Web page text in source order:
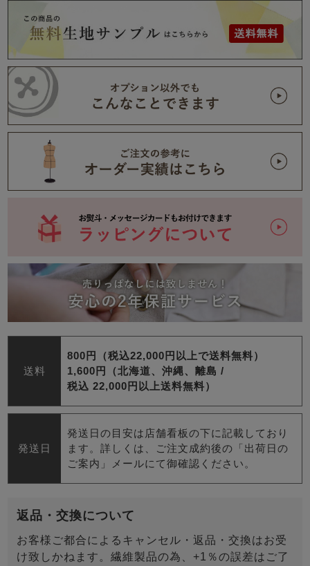
送料
800円（税込22,000円以上で送料無料）
1,600円（北海道、沖縄、離島 /
税込 22,000円以上送料無料）
発送日
発送日の目安は店舗看板の下に記載しており
ます。詳しくは、ご注文成約後の「出荷日の
ご案内」メールにて御確認ください。
返品・交換について
お客様ご都合によるキャンセル・返品・交換はお受
け致しかねます。繊維製品の為、+1％の誤差はご了